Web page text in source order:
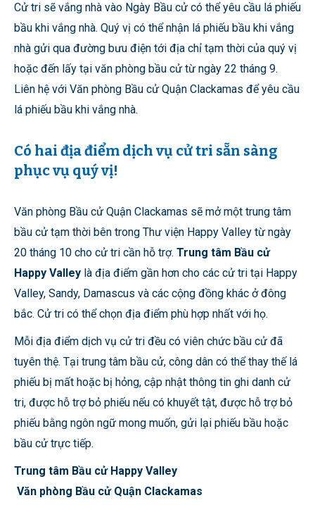
Cử tri sẽ vắng nhà vào Ngày Bầu cử có thể yêu cầu lá phiếu
bầu khi vắng nhà. Quý vị có thể nhận lá phiếu bầu khi vắng
nhà gửi qua đường bưu điện tới địa chỉ tạm thời của quý vị
hoặc đến lấy tại văn phòng bầu cử từ ngày 22 tháng 9.
Liên hệ với Văn phòng Bầu cử Quận Clackamas để yêu cầu
lá phiếu bầu khi vắng nhà.
Có hai địa điểm dịch vụ cử tri sẵn sàng
phục vụ quý vị!
Văn phòng Bầu cử Quận Clackamas sẽ mở một trung tâm
bầu cử tạm thời bên trong Thư viện Happy Valley từ ngày
20 tháng 10 cho cử tri cần hỗ trợ. Trung tâm Bầu cử
Happy Valley là địa điểm gần hơn cho các cử tri tại Happy
Valley, Sandy, Damascus và các cộng đồng khác ở đông
bắc. Cử tri có thể chọn địa điểm phù hợp nhất với họ.
Mỗi địa điểm dịch vụ cử tri đều có viên chức bầu cử đã
tuyên thệ. Tại trung tâm bầu cử, công dân có thể thay thế lá
phiếu bị mất hoặc bị hỏng, cập nhật thông tin ghi danh cử
tri, được hỗ trợ bỏ phiếu nếu có khuyết tật, được hỗ trợ bỏ
phiếu bằng ngôn ngữ mong muốn, gửi lại phiếu bầu hoặc
bầu cử trực tiếp.
Trung tâm Bầu cử Happy Valley
Văn phòng Bầu cử Quận Clackamas